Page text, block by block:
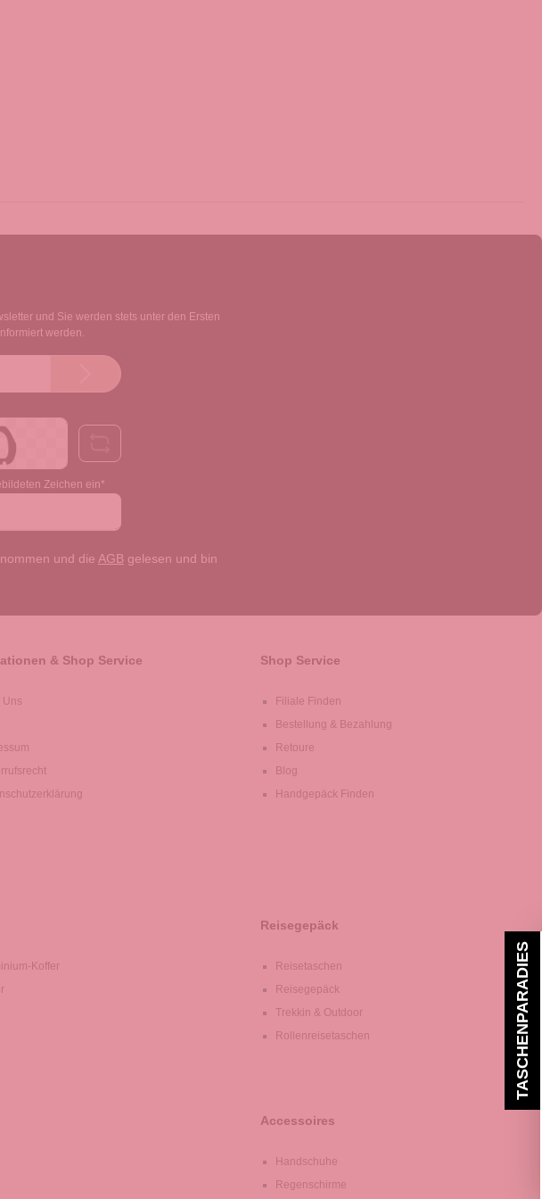
und Sie werden stets unter den Ersten
werden.
Zeichen ein*
und die AGB gelesen und bin
& Shop Service
Uns
Shop Service
Filiale Finden
Bestellung & Bezahlung
Retoure
Blog
Handgepäck Finden
Koffer
Reisegepäck
Reisetaschen
Reisegepäck
Trekkin & Outdoor
Rollenreisetaschen
Accessoires
Handschuhe
Regenschirme
TASCHENPARADIES